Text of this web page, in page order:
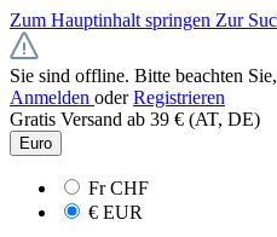
Zum Hauptinhalt springen Zur
Sie sind offline. Bitte beachten
Anmelden oder Registrieren
Gratis Versand ab 39 € (AT, DE)
Euro
FrCHF
€ EUR